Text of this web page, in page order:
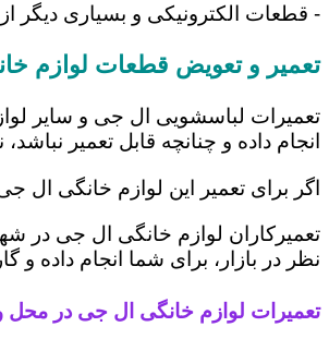
- قطعات الکترونیکی و بسیاری دیگر
تعمیر و تعویض قطعات لوازم
تعمیرات لباسشویی ال جی و سایر
انجام داده و چنانچه قابل تعمیر
اگر برای تعمیر این لوازم خانگی ال
تعمیرکاران لوازم خانگی ال جی در
نظر در بازار، برای شما انجام داده
تعمیرات لوازم خانگی ال جی در محل